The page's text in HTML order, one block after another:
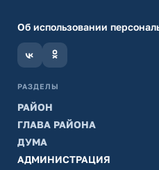
Об использовании
РАЗДЕЛЫ
РАЙОН
ГЛАВА РАЙОНА
ДУМА
АДМИНИСТРАЦИЯ